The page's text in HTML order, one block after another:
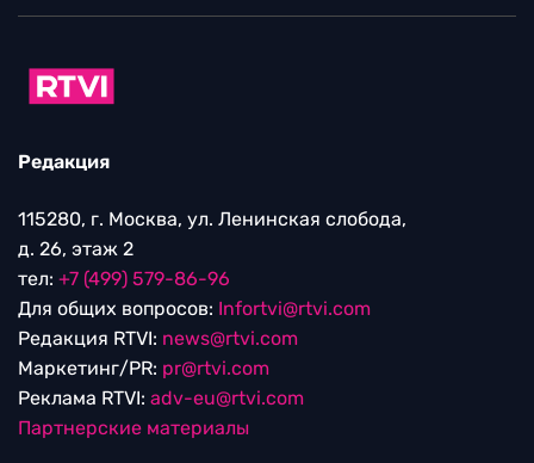
Редакция
115280, г. Москва, ул. Ленинская слобода,
д. 26, этаж 2
тел: +7 (499) 579-86-96
Для общих вопросов: Infortvi@rtvi.com
Редакция RTVI: news@rtvi.com
Маркетинг/PR: pr@rtvi.com
Реклама RTVI: adv-eu@rtvi.com
Партнерские материалы